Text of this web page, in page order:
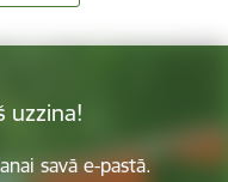
uzzina!
savā e-pastā.